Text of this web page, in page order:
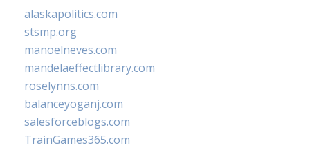
alaskapolitics.com
stsmp.org
manoelneves.com
mandelaeffectlibrary.com
roselynns.com
balanceyoganj.com
salesforceblogs.com
TrainGames365.com